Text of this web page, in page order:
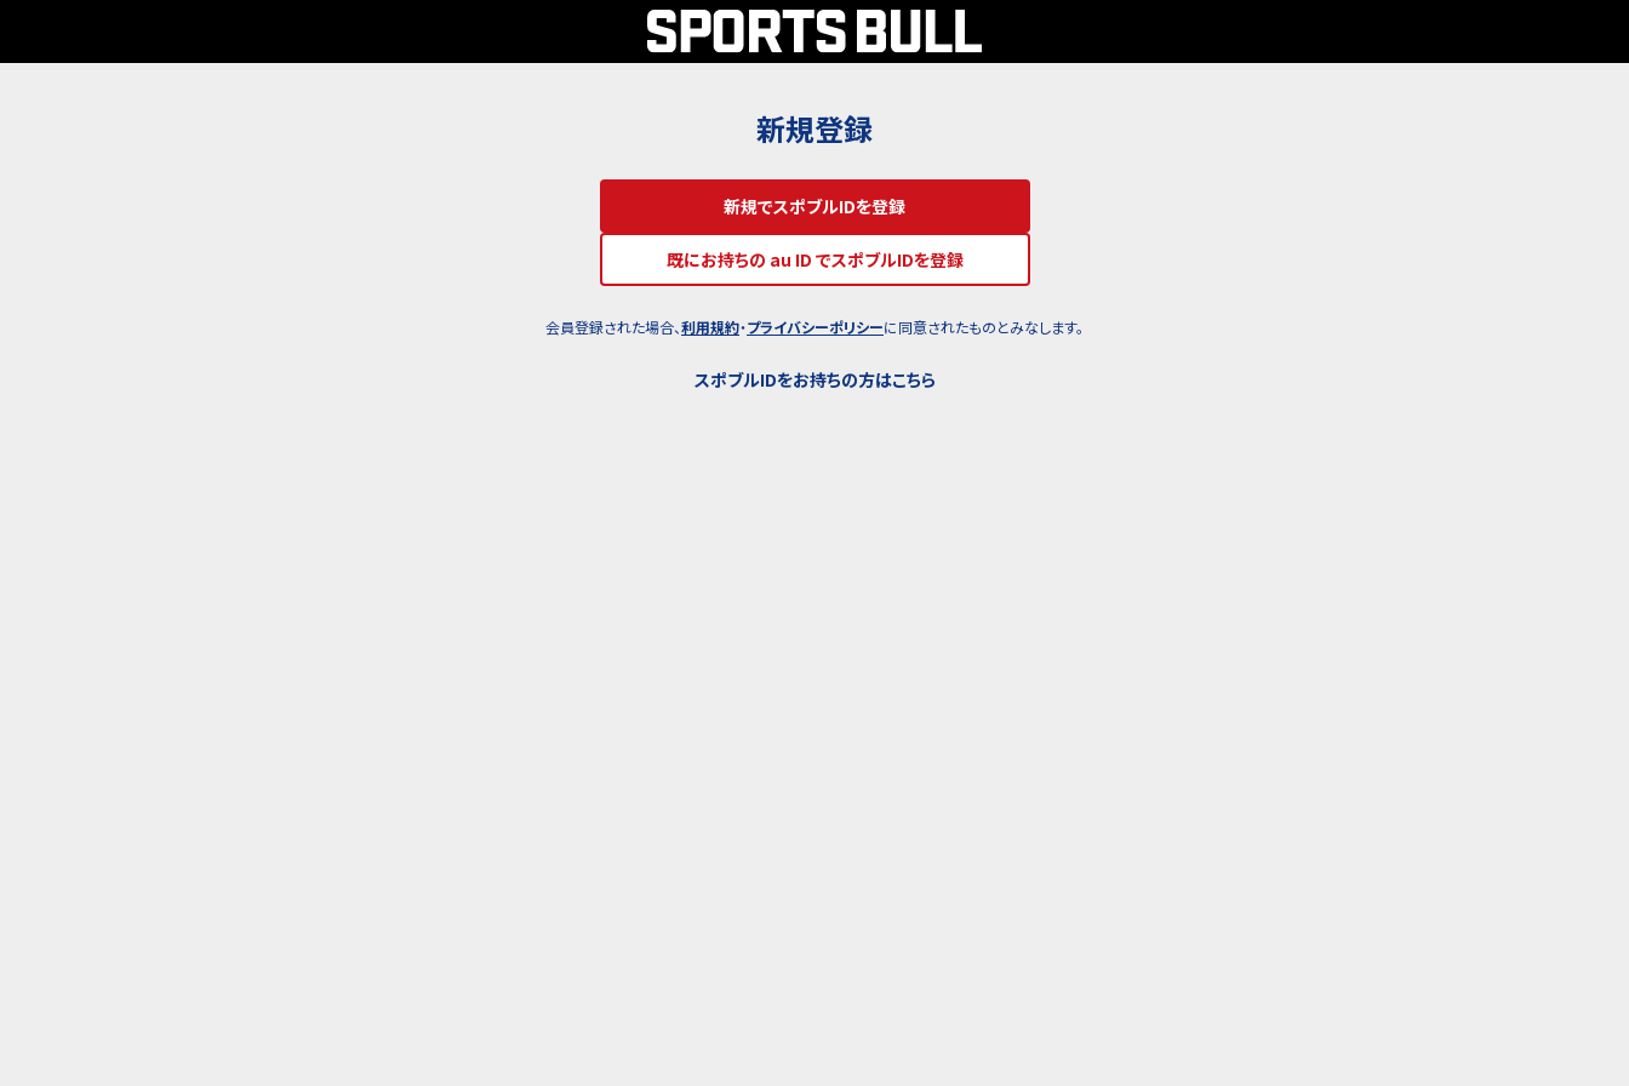
新規登録
新規でスポブルIDを登録
既にお持ちの au ID でスポブルIDを登録
会員登録された場合、利用規約・プライバシーポリシーに同意されたものとみなします。
スポブルIDをお持ちの方はこちら